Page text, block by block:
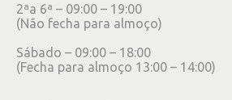
2ªa 6ª – 09:00 – 19:00
(Não fecha para almoço)
Sábado – 09:00 – 18:00
(Fecha para almoço 13:00 – 14:00)